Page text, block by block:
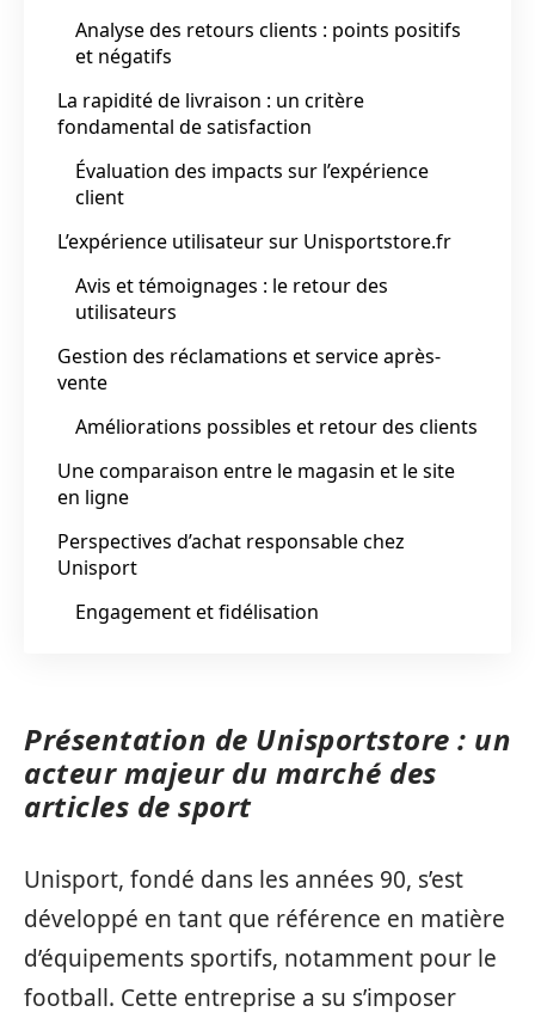
Analyse des retours clients : points positifs
et négatifs
La rapidité de livraison : un critère
fondamental de satisfaction
Évaluation des impacts sur l’expérience
client
L’expérience utilisateur sur Unisportstore.fr
Avis et témoignages : le retour des
utilisateurs
Gestion des réclamations et service après-
vente
Améliorations possibles et retour des clients
Une comparaison entre le magasin et le site
en ligne
Perspectives d’achat responsable chez
Unisport
Engagement et fidélisation
Présentation de Unisportstore : un
acteur majeur du marché des
articles de sport
Unisport, fondé dans les années 90, s’est
développé en tant que référence en matière
d’équipements sportifs, notamment pour le
football. Cette entreprise a su s’imposer